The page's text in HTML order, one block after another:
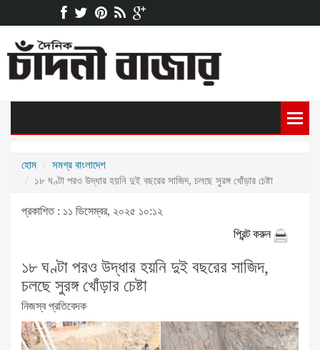
হোম
সমগ্র বাংলাদেশ
১৮ ঘণ্টা পরও উদ্ধার হয়নি দুই বছরের সাজিদ, চলছে সুরঙ্গ খোঁড়ার চেষ্টা
প্রকাশিত : ১১ ডিসেম্বর, ২০২৫ ১০:১২
প্রিন্ট করুন
১৮ ঘণ্টা পরও উদ্ধার হয়নি দুই বছরের সাজিদ,
চলছে সুরঙ্গ খোঁড়ার চেষ্টা
নিজস্ব প্রতিবেদক